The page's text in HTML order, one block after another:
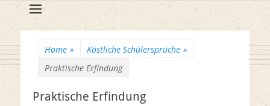
Huschka-Bähr
Suche
nach:
Home » Köstliche Schülersprüche »
Praktische Erfindung
Praktische Erfindung